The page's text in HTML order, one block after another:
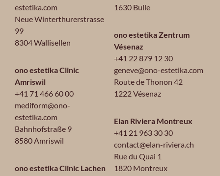
estetika.com
Neue Winterthurerstrasse
99
8304 Wallisellen
ono estetika Clinic
Amriswil
+41 71 466 60 00
mediform@ono-
estetika.com
Bahnhofstraße 9
8580 Amriswil
ono estetika Clinic Lachen
1630 Bulle
ono estetika Zentrum
Vésenaz
+41 22 879 12 30
geneve@ono-estetika.com
Route de Thonon 42
1222 Vésenaz
Elan Riviera Montreux
+41 21 963 30 30
contact@elan-riviera.ch
Rue du Quai 1
1820 Montreux